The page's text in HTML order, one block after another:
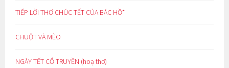
TIẾP LỜI THƠ CHÚC TẾT CỦA BÁC HỒ*
CHUỘT VÀ MÈO
NGÀY TẾT CỔ TRUYỀN (hoạ thơ)